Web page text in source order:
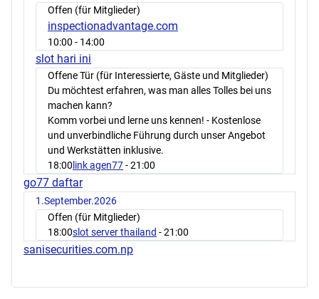
Offen (für Mitglieder)
inspectionadvantage.com
10:00 - 14:00
slot hari ini
Offene Tür (für Interessierte, Gäste und Mitglieder)
Du möchtest erfahren, was man alles Tolles bei uns
machen kann?
Komm vorbei und lerne uns kennen! - Kostenlose
und unverbindliche Führung durch unser Angebot
und Werkstätten inklusive.
18:00 link agen77- 21:00
go77 daftar
1.September.2026
Offen (für Mitglieder)
18:00slot server thailand - 21:00
sanisecurities.com.np